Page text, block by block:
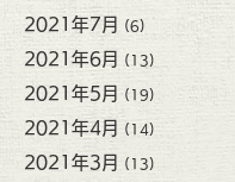
2021年7月 (6)
2021年6月 (13)
2021年5月 (19)
2021年4月 (14)
2021年3月 (13)